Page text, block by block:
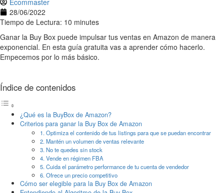
28/06/2022
Tiempo de Lectura: 10 minutes
Ganar la Buy Box puede impulsar tus ventas en Amazon de manera
exponencial. En esta guía gratuita vas a aprender cómo hacerlo.
Empecemos por lo más básico.
Índice de contenidos
¿Qué es la BuyBox de Amazon?
Criterios para ganar la Buy Box de Amazon
1. Optimiza el contenido de tus listings para que se puedan encontrar
2. Mantén un volumen de ventas relevante
3. No te quedes sin stock
4. Vende en régimen FBA
5. Cuida el parámetro performance de tu cuenta de vendedor
6. Ofrece un precio competitivo
Cómo ser elegible para la Buy Box de Amazon